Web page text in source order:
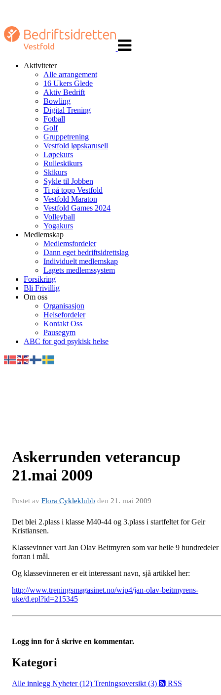
navigasjon
Aktiviteter
Alle arrangement
16 Ukers Glede
Aktiv Bedrift
Bowling
Digital Trening
Fotball
Golf
Gruppetrening
Vestfold løpskarusell
Løpekurs
Rulleskikurs
Skikurs
Sykle til Jobben
Ti på topp Vestfold
Vestfold Maraton
Vestfold Games 2024
Volleyball
Yogakurs
Medlemskap
Medlemsfordeler
Dann eget bedriftsidrettslag
Individuelt medlemskap
Lagets medlemssystem
Forsikring
Bli Frivillig
Om oss
Organisasjon
Helsefordeler
Kontakt Oss
Pausegym
ABC for god psykisk helse
Askerrunden veterancup
21.mai 2009
Postet av Flora Cykleklubb den 21. mai 2009
Det blei 2.plass i klasse M40-44 og 3.plass i startfeltet for Geir
Kristiansen.
Klassevinner vart Jan Olav Beitmyren som var heile 9 hundredeler
forran i mål.
Og klassevinneren er eit interessant navn, sjå artikkel her:
http://www.treningsmagasinet.no/wip4/jan-olav-beitmyrens-
uke/d.epl?id=215345
Logg inn for å skrive en kommentar.
Kategori
Alle innlegg Nyheter (12) Treningsoversikt (3) RSS